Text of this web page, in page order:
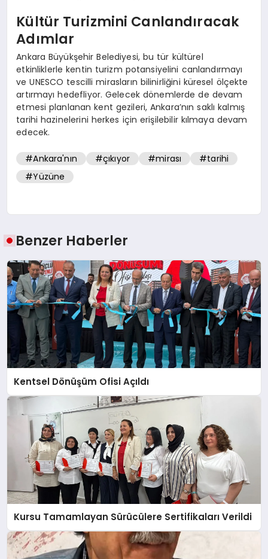
Kültür Turizmini Canlandıracak
Adımlar
Ankara Büyükşehir Belediyesi, bu tür kültürel
etkinliklerle kentin turizm potansiyelini canlandırmayı
ve UNESCO tescilli mirasların bilinirliğini küresel ölçekte
artırmayı hedefliyor. Gelecek dönemlerde de devam
etmesi planlanan kent gezileri, Ankara’nın saklı kalmış
tarihi hazinelerini herkes için erişilebilir kılmaya devam
edecek.
#Ankara'nın #çıkıyor #mirası
#tarihi
#Yüzüne
Benzer Haberler
Kentsel Dönüşüm Ofisi Açıldı
Kursu Tamamlayan Sürücülere Sertifikaları Verildi